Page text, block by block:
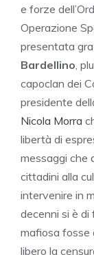
e forze
Operazione
presentata
Bardellino,
capoclan dei
presidente
Nicola Morra
libertà di
messaggi che
cittadini alla
intervenire in
decenni si è di
mafiosa fosse
libero la